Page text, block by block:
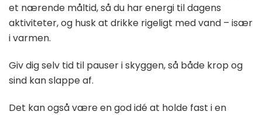
et nærende måltid, så du har energi til dagens
aktiviteter, og husk at drikke rigeligt med vand – især
i varmen.
Giv dig selv tid til pauser i skyggen, så både krop og
sind kan slappe af.
Det kan også være en god idé at holde fast i en